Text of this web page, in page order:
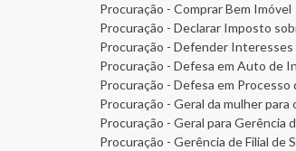
Procuração - Comprar Bem Imóvel
Procuração - Declarar Imposto
Procuração - Defender Interesses
Procuração - Defesa em Auto de
Procuração - Defesa em
Procuração - Geral da mulher
Procuração - Geral para Gerência
Procuração - Gerência de Filial de